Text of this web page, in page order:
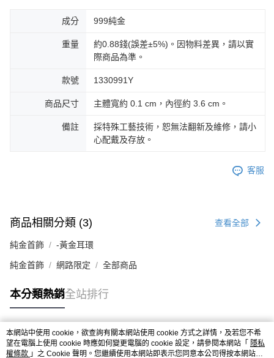
成分 999純金
重量
約0.88錢(誤差±5%)。因物料差異，請以實
際商品為準。
款號 1330991Y
商品尺寸 主體寬約 0.1 cm，內徑約 3.6 cm。
備註
採特殊工藝技術，恕無法翻新及維修，請小
心配戴及存放。
客服
商品相關分類 (3) 查看全部
純金首飾 -黃金耳環
純金首飾 網路限定 全部商品
本分類熱銷全站排行
熱門標籤
本網站中使用 cookie，欲查詢有關本網站使用 cookie 方式之詳情，及若您不希
望在電腦上使用 cookie 時應如何變更電腦的 cookie 設定，請參閱本網站「 隱私
權條款 」之 Cookie 聲明。您繼續使用本網站即表示您同意本公司得按本網站使